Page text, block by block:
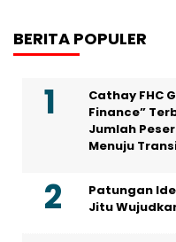
BERITA POPULER
Cathay FHC
Finance”
Jumlah
Menuju
Patungan
Jitu